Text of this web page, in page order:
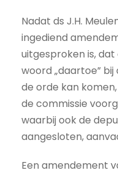
Nadat ds J.H.
ingediend
uitgesproken is,
woord „daartoe”
de orde kan
de commissie
waarbij ook de
aangesloten,
Een amendement